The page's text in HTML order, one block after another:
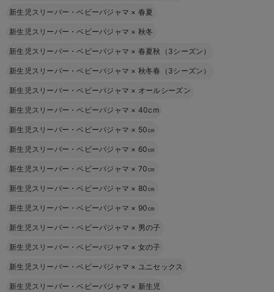
新生児スリーパー・ベビーパジャマ × 春夏
新生児スリーパー・ベビーパジャマ × 秋冬
新生児スリーパー・ベビーパジャマ × 春夏秋（3シーズン）
新生児スリーパー・ベビーパジャマ × 秋冬春（3シーズン）
新生児スリーパー・ベビーパジャマ × オールシーズン
新生児スリーパー・ベビーパジャマ × 40cm
新生児スリーパー・ベビーパジャマ × 50㎝
新生児スリーパー・ベビーパジャマ × 60㎝
新生児スリーパー・ベビーパジャマ × 70㎝
新生児スリーパー・ベビーパジャマ × 80㎝
新生児スリーパー・ベビーパジャマ × 90㎝
新生児スリーパー・ベビーパジャマ × 男の子
新生児スリーパー・ベビーパジャマ × 女の子
新生児スリーパー・ベビーパジャマ × ユニセックス
新生児スリーパー・ベビーパジャマ × 新生児